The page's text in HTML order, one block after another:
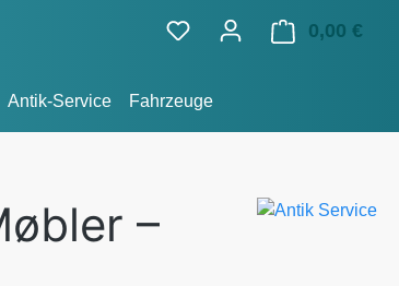
0,00 €
Antik-Service Fahrzeuge
–